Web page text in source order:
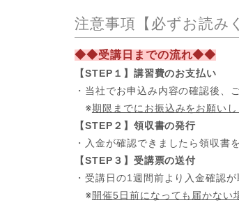
注意事項【必ずお読み
◆◆受講日までの流れ◆◆
【STEP１】講習費のお支払い
・当社でお申込み内容の確認後、
※期限までにお振込みをお願いし
【STEP２】領収書の発行
・入金が確認できましたら領収書
【STEP３】受講票の送付
・受講日の1週間前より入金確認
※開催5日前になっても届かない